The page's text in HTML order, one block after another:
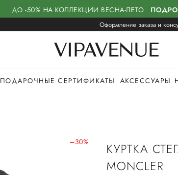
ДО -50% НА КОЛЛЕКЦИИ ВЕСНА-ЛЕТО
Оформление заказа и
ПОДАРОЧНЫЕ СЕРТИФИКАТЫ АКСЕССУАРЫ
–30%
КУРТКА
MONCLER